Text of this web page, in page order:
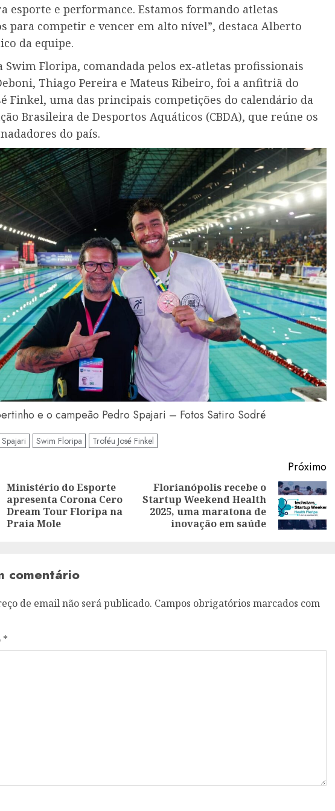
esporte e performance. Estamos formando atletas
para competir e vencer em alto nível”, destaca Alberto
da equipe.
Swim Floripa, comandada pelos ex-atletas profissionais
Thiago Pereira e Mateus Ribeiro, foi a anfitriã do
Finkel, uma das principais competições do calendário da
Brasileira de Desportos Aquáticos (CBDA), que reúne os
do país.
e o campeão Pedro Spajari – Fotos Satiro Sodré
Swim Floripa Troféu José Finkel
Artigo
anterior:
Ministério do Esporte
apresenta Corona Cero
Dream Tour Floripa na
Praia Mole
Próximo
Artigo
seguinte:
Florianópolis recebe o
Startup Weekend Health
2025, uma maratona de
inovação em saúde
comentário
de email não será publicado. Campos obrigatórios marcados com
*